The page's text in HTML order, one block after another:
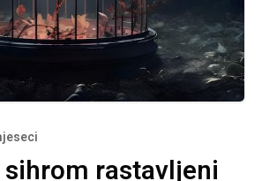
rastavljeni